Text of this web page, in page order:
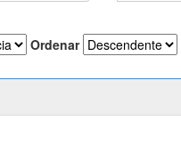
Ordenar